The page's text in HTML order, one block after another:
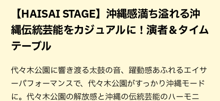
【HAISAI STAGE】沖縄感満ち溢れる沖
縄伝統芸能をカジュアルに！演者＆タイム
テーブル
代々木公園に響き渡る太鼓の音、躍動感あふれるエイサ
ーパフォーマンスで、代々木公園がすっかり沖縄モード
に。代々木公園の解放感と沖縄の伝統芸能のハーモニ